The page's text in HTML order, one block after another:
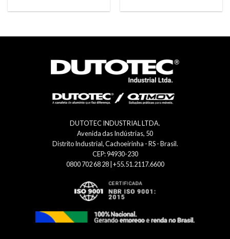
DUTOTEC INDUSTRIAL LTDA.
Avenida das Indústrias, 50
Distrito Industrial, Cachoeirinha - RS - Brasil.
CEP: 94930-230
0800 702 68 28 | +55.51.2117.6600